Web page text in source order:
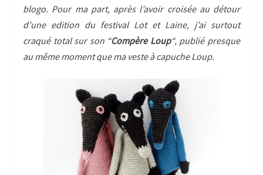
blogo. Pour ma part, après l’avoir croisée au détour
d’une edition du festival Lot et Laine, j’ai surtout
craqué total sur son “Compère Loup“, publié presque
au même moment que ma veste à capuche Loup.